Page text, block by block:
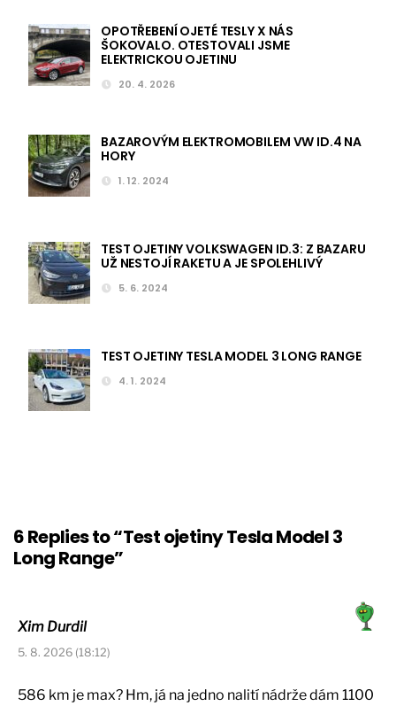
OPOTŘEBENÍ OJETÉ TESLY X NÁS
ŠOKOVALO. OTESTOVALI JSME
ELEKTRICKOU OJETINU
20. 4. 2026
BAZAROVÝM ELEKTROMOBILEM VW ID.4 NA
HORY
1. 12. 2024
TEST OJETINY VOLKSWAGEN ID.3: Z BAZARU
UŽ NESTOJÍ RAKETU A JE SPOLEHLIVÝ
5. 6. 2024
TEST OJETINY TESLA MODEL 3 LONG RANGE
4. 1. 2024
6 Replies to “Test ojetiny Tesla Model 3
Long Range”
Xim Durdil
5. 8. 2026 (18:12)
586 km je max? Hm, já na jedno nalití nádrže dám 1100